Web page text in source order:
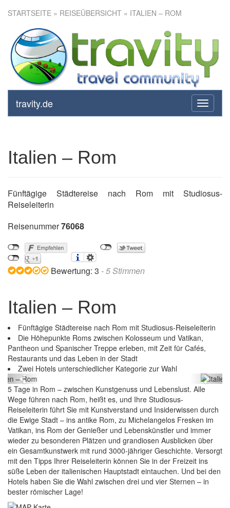
STARTSEITE » REISEÜBERSICHT » ITALIEN – ROM
toggle
travity.de
Italien – Rom
Italien – Rom
Fünftägige Städtereise nach Rom mit Studiosus-
Reiseleiterin
Reisenummer76068
Bewertung: 3 -5Stimmen
Italien – Rom
Fünftägige Städtereise nach Rom mit Studiosus-Reiseleiterin
Die Höhepunkte Roms zwischen Kolosseum und Vatikan,
Pantheon und Spanischer Treppe erleben, mit Zeit für Cafés,
Restaurants und das Leben in der Stadt
Zwei Hotels unterschiedlicher Kategorie zur Wahl
Italien – Rom
Previous Next
5 Tage in Rom – zwischen Kunstgenuss und Lebenslust. Alle
Wege führen nach Rom, heißt es, und Ihre Studiosus-
Reiseleiterin führt Sie mit Kunstverstand und Insiderwissen durch
die Ewige Stadt – ins antike Rom, zu Michelangelos Fresken im
Vatikan, ins Rom der Genießer und Lebenskünstler und immer
wieder zu besonderen Plätzen und grandiosen Ausblicken über
ein Gesamtkunstwerk mit rund 3000-jähriger Geschichte. Versorgt
mit den Tipps Ihrer Reiseleiterin können Sie in der Freizeit ins
süße Leben der italienischen Hauptstadt eintauchen. Und bei den
Hotels haben Sie die Wahl zwischen drei und vier Sternen – in
bester römischer Lage!